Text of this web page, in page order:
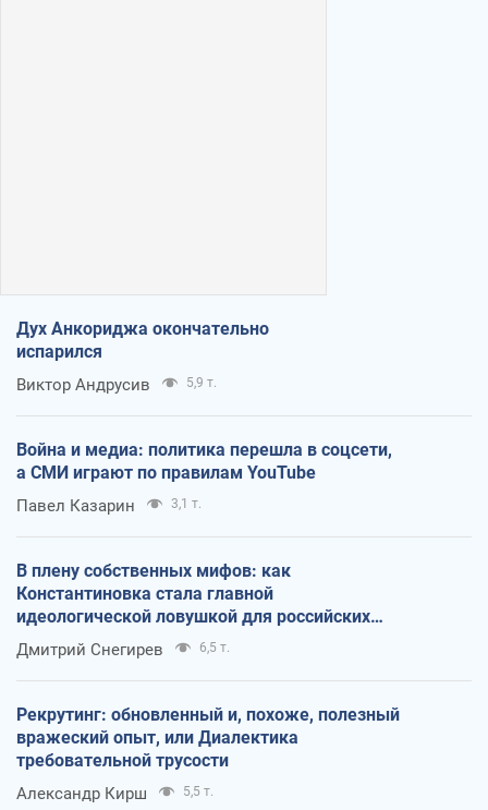
Дух Анкориджа окончательно
испарился
Виктор Андрусив 5,9 т.
Война и медиа: политика перешла в соцсети,
а СМИ играют по правилам YouTube
Павел Казарин 3,1 т.
В плену собственных мифов: как
Константиновка стала главной
идеологической ловушкой для российских
оккупантов
Дмитрий Снегирев 6,5 т.
Рекрутинг: обновленный и, похоже, полезный
вражеский опыт, или Диалектика
требовательной трусости
Александр Кирш 5,5 т.